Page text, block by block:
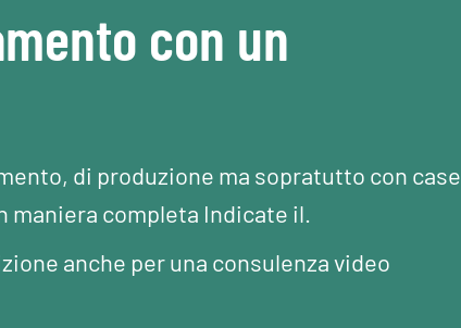
con un
di produzione ma sopratutto con case
completa Indicate il.
anche per una consulenza video